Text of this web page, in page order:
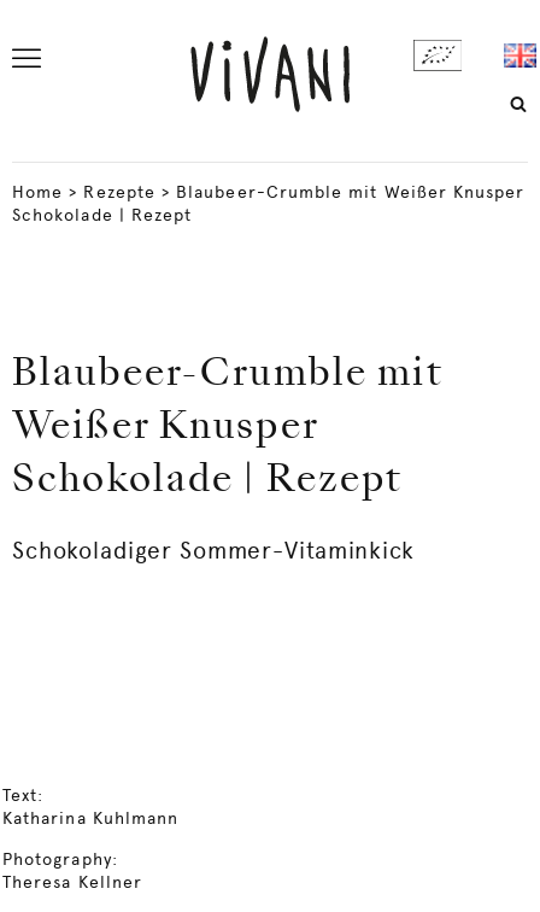
Home > Rezepte > Blaubeer-Crumble mit Weißer Knusper
Schokolade | Rezept
Blaubeer-Crumble mit
Weißer Knusper
Schokolade | Rezept
Schokoladiger Sommer-Vitaminkick
Text:
Katharina Kuhlmann
Photography:
Theresa Kellner